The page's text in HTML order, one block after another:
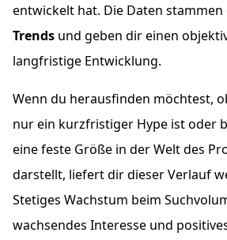
entwickelt hat. Die Daten
Trends und geben dir einen
langfristige Entwicklung.
Wenn du herausfinden möchtest,
nur ein kurzfristiger Hype ist oder
eine feste Größe in der Welt des
darstellt, liefert dir dieser Verlauf
Stetiges Wachstum beim
wachsendes Interesse und